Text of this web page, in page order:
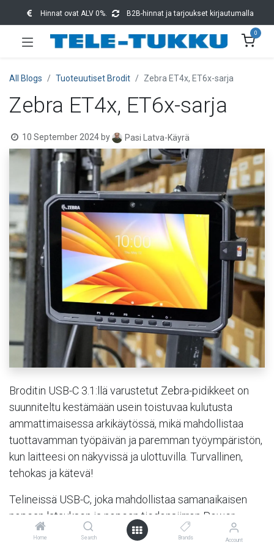
Home Search Brands Account
Hinnat ovat ALV 0%. B2B-hinnat ja tarjoukset kirjautumalla
0
All Blogs Tuoteuutiset Brodit Zebra ET4x, ET6x-sarja
Zebra ET4x, ET6x-sarja
10 September 2024 by Pasi Latva-Käyrä
Broditin USB-C 3.1:llä varustetut Zebra-pidikkeet on
suunniteltu kestämään usein toistuvaa kulutusta
ammattimaisessa arkikäytössä, mikä mahdollistaa
tuottavamman työpäivän ja paremman työympäristön,
kun laitteesi on näkyvissä ja ulottuvilla. Turvallinen,
tehokas ja kätevä!
Telineissä USB-C, joka mahdollistaa samanaikaisen
nopean latauksen ja nopean tiedonsiirron Power
Delivery (PD) 3.1 -standardin mukaisesti. USB-C-